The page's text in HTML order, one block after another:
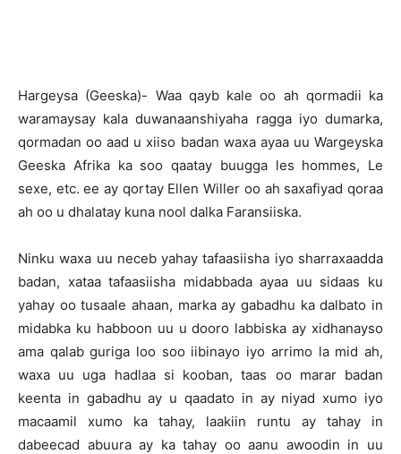
Hargeysa (Geeska)- Waa qayb kale oo ah qormadii ka
waramaysay kala duwanaanshiyaha ragga iyo dumarka,
qormadan oo aad u xiiso badan waxa ayaa uu Wargeyska
Geeska Afrika ka soo qaatay buugga les hommes, Le
sexe, etc. ee ay qortay Ellen Willer oo ah saxafiyad qoraa
ah oo u dhalatay kuna nool dalka Faransiiska.
Ninku waxa uu neceb yahay tafaasiisha iyo sharraxaadda
badan, xataa tafaasiisha midabbada ayaa uu sidaas ku
yahay oo tusaale ahaan, marka ay gabadhu ka dalbato in
midabka ku habboon uu u dooro labbiska ay xidhanayso
ama qalab guriga loo soo iibinayo iyo arrimo la mid ah,
waxa uu uga hadlaa si kooban, taas oo marar badan
keenta in gabadhu ay u qaadato in ay niyad xumo iyo
macaamil xumo ka tahay, laakiin runtu ay tahay in
dabeecad abuura ay ka tahay oo aanu awoodin in uu